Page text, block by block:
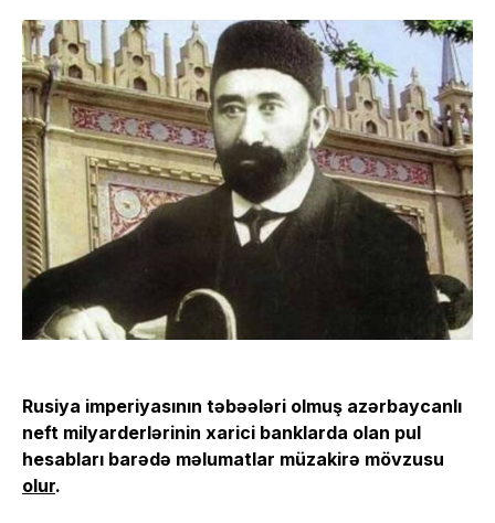
Rusiya imperiyasının təbəələri olmuş azərbaycanlı
neft milyarderlərinin xarici banklarda olan pul
hesabları barədə məlumatlar müzakirə mövzusu
olur.